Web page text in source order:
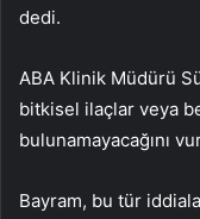
dedi.
ABA Klinik Müdürü
bitkisel ilaçlar veya
bulunamayacağını
Bayram, bu tür